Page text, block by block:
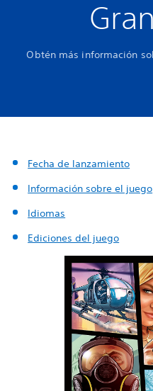
Obtén más información
Fecha de lanzamiento
Información sobre el juego
Idiomas
Ediciones del juego